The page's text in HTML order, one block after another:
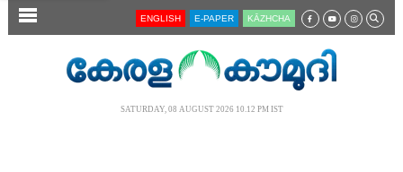
SECTIONS ENGLISH E-PAPER KĀZHCHA
SATURDAY, 08 AUGUST 2026 10.12 PM IST